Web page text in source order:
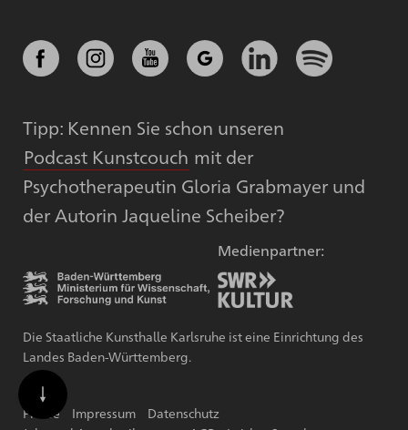
Tipp: Kennen Sie schon unseren
Podcast Kunstcouch mit der
Psychotherapeutin Gloria Grabmayer und
der Autorin Jaqueline Scheiber?
Medienpartner:
Die Staatliche Kunsthalle Karlsruhe ist eine Einrichtung des
Landes Baden-Württemberg.
Presse Impressum
Datenschutz